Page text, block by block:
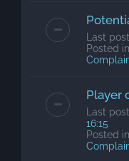
Last
Posted in
Player
Last
16:15
Posted in